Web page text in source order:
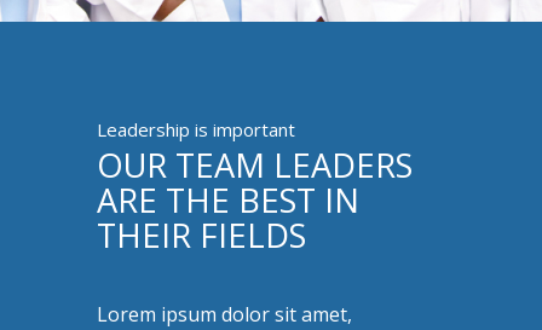
Leadership is important
OUR TEAM LEADERS
ARE THE BEST IN
THEIR FIELDS
Lorem ipsum dolor sit amet,